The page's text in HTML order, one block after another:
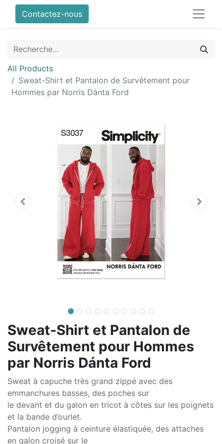
Contactez-nous
All Products
Sweat-Shirt et Pantalon de Survêtement pour
Hommes par Norris Dánta Ford
Sweat-Shirt et Pantalon de
Survêtement pour Hommes
par Norris Dánta Ford
Sweat à capuche très grand zippé avec des
emmanchures basses, des poches sur
le devant et du galon en tricot à côtes sur les poignets
et la bande d’ourlet.
Pantalon jogging à ceinture élastiquée, des attaches
en galon croisé sur le